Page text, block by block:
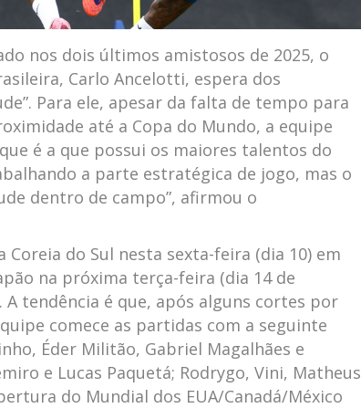
nos dois últimos amistosos de 2025, o
Carlo Ancelotti, espera dos
Para ele, apesar da falta de tempo para
até a Copa do Mundo, a equipe
é a que possui os maiores talentos do
a parte estratégica de jogo, mas o
dentro de campo”, afirmou o
Coreia do Sul nesta sexta-feira (dia 10) em
na próxima terça-feira (dia 14 de
tendência é que, após alguns cortes por
comece as partidas com a seguinte
Éder Militão, Gabriel Magalhães e
e Lucas Paquetá; Rodrygo, Vini, Matheus
do Mundial dos EUA/Canadá/México